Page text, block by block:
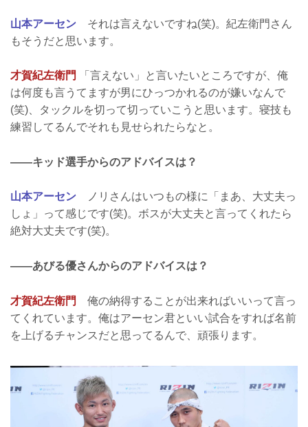
山本アーセン それは言えないですね(笑)。紀左衛門さん
もそうだと思います。
才賀紀左衛門
「言えない」と言いたいところですが、俺
は何度も言うてますが男にひっつかれるのが嫌いなんで
(笑)、タックルを切って切っていこうと思います。寝技も
練習してるんでそれも見せられたらなと。
――キッド選手からのアドバイスは？
山本アーセン ノリさんはいつもの様に「まあ、大丈夫っ
しょ」って感じです(笑)。ボスが大丈夫と言ってくれたら
絶対大丈夫です(笑)。
――あびる優さんからのアドバイスは？
才賀紀左衛門
俺の納得することが出来ればいいって言っ
てくれています。俺はアーセン君といい試合をすれば名前
を上げるチャンスだと思ってるんで、頑張ります。